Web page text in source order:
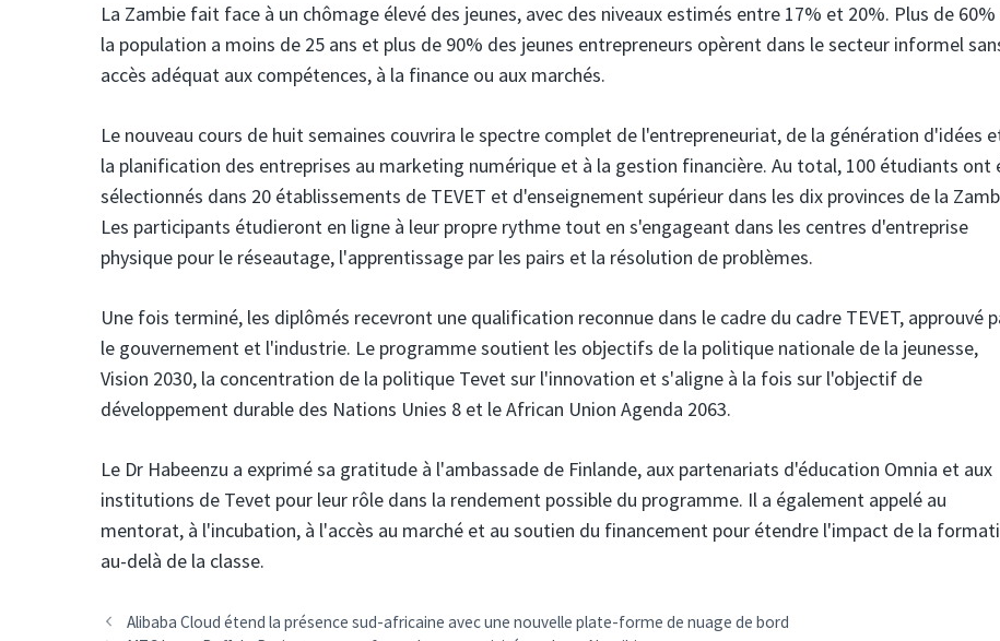
La Zambie fait face à un chômage élevé des jeunes, avec des niveaux estimés entre 17% et 20%. Plus de
la population a moins de 25 ans et plus de 90% des jeunes entrepreneurs opèrent dans le secteur informel
accès adéquat aux compétences, à la finance ou aux marchés.
Le nouveau cours de huit semaines couvrira le spectre complet de l'entrepreneuriat, de la génération d'idées
la planification des entreprises au marketing numérique et à la gestion financière. Au total, 100 étudiants ont
sélectionnés dans 20 établissements de TEVET et d'enseignement supérieur dans les dix provinces de la
Les participants étudieront en ligne à leur propre rythme tout en s'engageant dans les centres d'entreprise
physique pour le réseautage, l'apprentissage par les pairs et la résolution de problèmes.
Une fois terminé, les diplômés recevront une qualification reconnue dans le cadre du cadre TEVET, approuvé
le gouvernement et l'industrie. Le programme soutient les objectifs de la politique nationale de la jeunesse,
Vision 2030, la concentration de la politique Tevet sur l'innovation et s'aligne à la fois sur l'objectif de
développement durable des Nations Unies 8 et le African Union Agenda 2063.
Le Dr Habeenzu a exprimé sa gratitude à l'ambassade de Finlande, aux partenariats d'éducation Omnia et aux
institutions de Tevet pour leur rôle dans la rendement possible du programme. Il a également appelé au
mentorat, à l'incubation, à l'accès au marché et au soutien du financement pour étendre l'impact de la
au-delà de la classe.
Navigation
Alibaba Cloud étend la présence sud-africaine avec une nouvelle plate-forme de nuage de bord